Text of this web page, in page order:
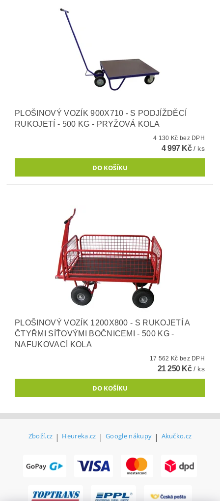
PLOŠINOVÝ VOZÍK 900X710 - S PODJÍŽDĚCÍ
RUKOJETÍ - 500 KG - PRYŽOVÁ KOLA
4 130 Kč bez DPH
4 997 Kč/ ks
PLOŠINOVÝ VOZÍK 1200X800 - S RUKOJETÍ A
ČTYŘMI SÍŤOVÝMI BOČNICEMI - 500 KG -
NAFUKOVACÍ KOLA
17 562 Kč bez DPH
21 250 Kč/ ks
Zboží.cz | Heureka.cz | Google nákupy | Akučko.cz